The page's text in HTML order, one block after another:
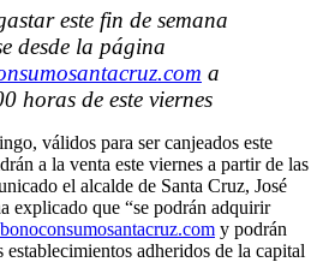
este fin de semana
desde la página
a
horas de este viernes
válidos para ser canjeados este
a la venta este viernes a partir de las
el alcalde de Santa Cruz, José
explicado que “se podrán adquirir
y podrán
adheridos de la capital